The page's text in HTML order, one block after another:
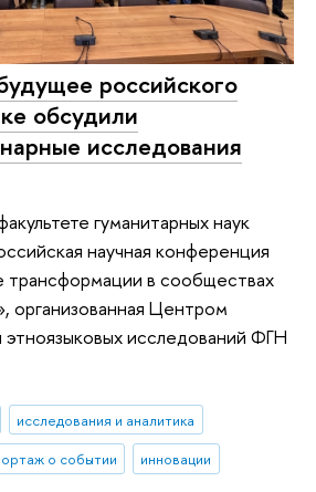
российского
обсудили
исследования
гуманитарных наук
научная конференция
трансформации в сообществах
организованная Центром
этноязыковых исследований ФГН
исследования и аналитика
о событии инновации